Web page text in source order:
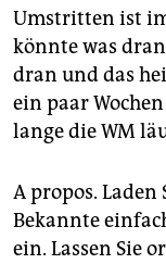
Umstritten ist
könnte was
dran und das
ein paar
lange die WM
A propos. Laden
Bekannte
ein. Lassen Sie